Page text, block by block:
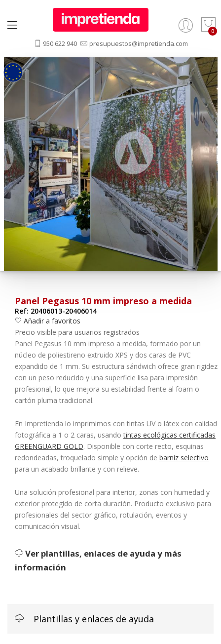
¿Olvidó su contraseña?
Entrar
950 622 940 presupuestos@impretienda.com
Panel Pegasus 10 mm impreso a medida
Ref: 20406013-20406014
Añadir a favoritos
Precio visible para usuarios registrados
Panel Pegasus 10 mm impreso a medida, formado por un
núcleo de poliestireno extruido XPS y dos caras de PVC
expandido de 1 mm. Su estructura sándwich ofrece gran rigidez
con un peso reducido y una superficie lisa para impresión
profesional, lo que mejora su estabilidad frente al foam o
cartón pluma tradicional.
En Impretienda lo imprimimos con tintas UV o látex con calidad
fotográfica a 1 o 2 caras, usandotintas ecológicas certificadas
GREENGUARD GOLD. Disponible con corte recto, esquinas
redondeadas, troquelado simple y opción de barniz selectivo
para un acabado brillante y con relieve.
Una solución profesional para interior, zonas con humedad y
exterior protegido de corta duración. Producto exclusivo para
profesionales del sector gráfico, rotulación, eventos y
comunicación visual.
Ver plantillas, enlaces de ayuda y más
información
Plantillas y enlaces de ayuda